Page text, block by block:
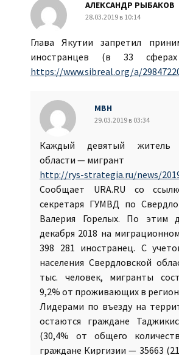
АЛЕКСАНДР РЫБАКОВ
28.03.2019 в 10:14
Глава Якутии запретил
иностранцев (в 33 сферах
https://www.sibreal.org/a/
МВН
29.03.2019 в 03:34
Каждый девятый житель
области — мигрант
http://rys-strategia.ru/news/
Сообщает URA.RU со
секретаря ГУМВД по
Валерия Горелых. По этим
декабря 2018 на
398 281 иностранец. С
населения Свердловской
тыс. человек, мигранты
9,2% от проживающих в
Лидерами по въезду на
остаются граждане
(30,4% от общего
граждане Киргизии — 35663